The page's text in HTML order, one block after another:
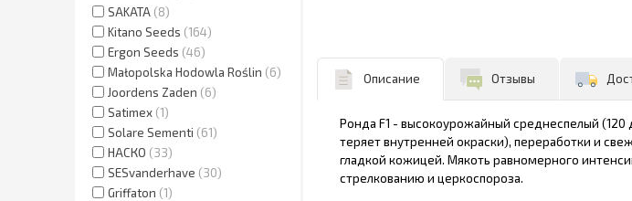
SAKATA 8
Kitano Seeds 164
Ergon Seeds 46
Małopolska Hodowla Roślin
6
Joordens Zaden
6
Satimex 1
Solare Sementi
61
НАСКО
33
SESvanderhave
30
Griffaton 1
Описание Отзывы
Ронда F1 - высокоурожайный среднеспелый (120
теряет внутренней окраски), переработки и
гладкой кожицей. Мякоть равномерного
стрелкованию и церкоспороза.